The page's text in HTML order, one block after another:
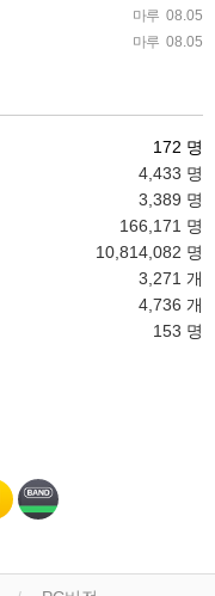
마루 08.05
마루 08.05
172 명
4,433 명
3,389 명
166,171 명
10,814,082 명
3,271 개
4,736 개
153 명